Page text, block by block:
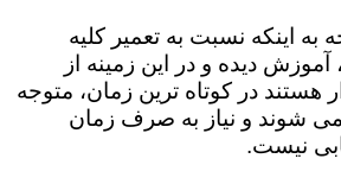
به اینکه نسبت به تعمیر کلیه
دیده و در این زمینه از
هستند در کوتاه ترین زمان، متوجه
شوند و نیاز به صرف زمان
نیست.